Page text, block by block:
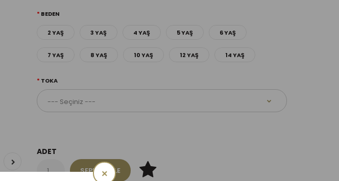
×
BEDEN
2 YAŞ 3 YAŞ 4 YAŞ 5 YAŞ 6 YAŞ
7 YAŞ 8 YAŞ 10 YAŞ 12 YAŞ 14 YAŞ
TOKA
ADET